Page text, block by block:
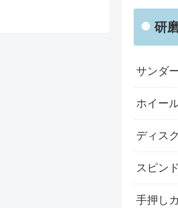
研
サンダ
ホイー
ディス
スピン
手押し